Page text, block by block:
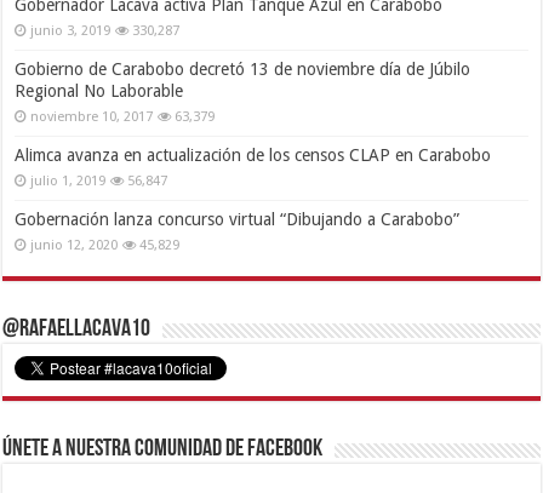
Gobernador Lacava activa Plan Tanque Azul en Carabobo
junio 3, 2019 330,287
Gobierno de Carabobo decretó 13 de noviembre día de Júbilo
Regional No Laborable
noviembre 10, 2017 63,379
Alimca avanza en actualización de los censos CLAP en Carabobo
julio 1, 2019 56,847
Gobernación lanza concurso virtual “Dibujando a Carabobo”
junio 12, 2020 45,829
@RafaelLacava10
Únete a nuestra comunidad de Facebook